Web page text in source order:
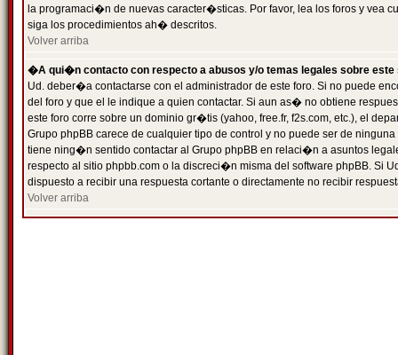
la programaci�n de nuevas caracter�sticas. Por favor, lea los foros y vea
siga los procedimientos ah� descritos.
Volver arriba
�A qui�n contacto con respecto a abusos y/o temas legales sobre este
Ud. deber�a contactarse con el administrador de este foro. Si no puede
del foro y que el le indique a quien contactar. Si aun as� no obtiene
este foro corre sobre un dominio gr�tis (yahoo, free.fr, f2s.com, etc.), el
Grupo phpBB carece de cualquier tipo de control y no puede ser de
tiene ning�n sentido contactar al Grupo phpBB en relaci�n a asuntos
respecto al sitio phpbb.com o la discreci�n misma del software phpBB. Si
dispuesto a recibir una respuesta cortante o directamente no recibir
Volver arriba